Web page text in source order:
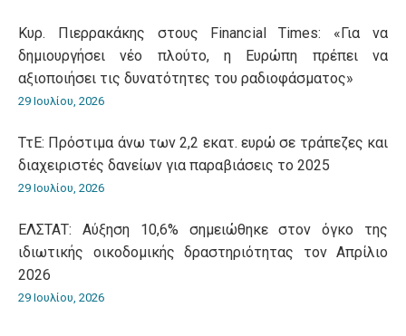
Κυρ. Πιερρακάκης στους Financial Times: «Για να
δημιουργήσει νέο πλούτο, η Ευρώπη πρέπει να
αξιοποιήσει τις δυνατότητες του ραδιοφάσματος»
29 Ιουλίου, 2026
ΤτΕ: Πρόστιμα άνω των 2,2 εκατ. ευρώ σε τράπεζες και
διαχειριστές δανείων για παραβιάσεις το 2025
29 Ιουλίου, 2026
ΕΛΣΤΑΤ: Αύξηση 10,6% σημειώθηκε στον όγκο της
ιδιωτικής οικοδομικής δραστηριότητας τον Απρίλιο
2026
29 Ιουλίου, 2026